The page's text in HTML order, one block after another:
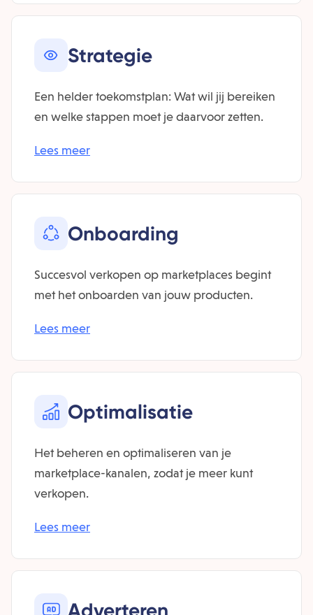
Strategie
Een helder toekomstplan: Wat wil jij bereiken
en welke stappen moet je daarvoor zetten.
Lees meer
Onboarding
Succesvol verkopen op marketplaces begint
met het onboarden van jouw producten.
Lees meer
Optimalisatie
Het beheren en optimaliseren van je
marketplace-kanalen, zodat je meer kunt
verkopen.
Lees meer
Adverteren